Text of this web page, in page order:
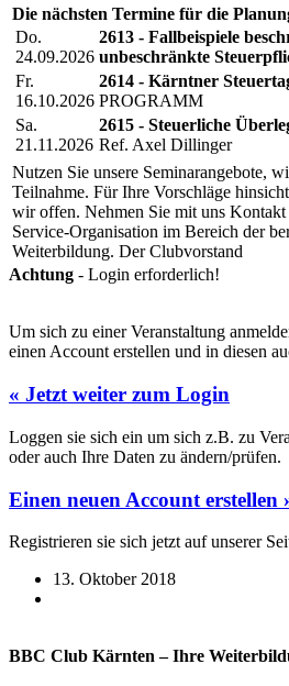
Die nächsten Termine für die
Do.
24.09.2026
2613 - Fallbeispiele
unbeschränkte
Fr.
16.10.2026
2614 - Kärntner
PROGRAMM
Sa.
21.11.2026
2615 - Steuerliche
Ref. Axel Dillinger
Nutzen Sie unsere Seminarangebote,
Teilnahme. Für Ihre Vorschläge
wir offen. Nehmen Sie mit uns
Service-Organisation im Bereich der
Weiterbildung. Der Clubvorstand
Achtung - Login erforderlich!
Um sich zu einer Veranstaltung
einen Account erstellen und in diesen
« Jetzt weiter zum Login
Loggen sie sich ein um sich z.B. zu
oder auch Ihre Daten zu ändern/prüfen.
Einen neuen Account erstellen
Registrieren sie sich jetzt auf unserer
13. Oktober 2018
BBC Club Kärnten – Ihre